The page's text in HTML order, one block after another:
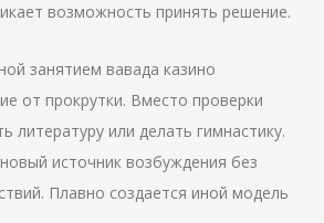
возможность принять решение.
занятием вавада казино
от прокрутки. Вместо проверки
литературу или делать гимнастику.
источник возбуждения без
Плавно создается иной модель